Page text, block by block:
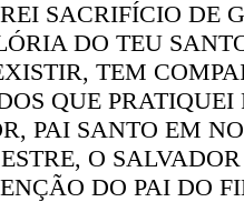
SACRIFÍCIO DE
DO TEU
TEM
QUE PRATIQUEI
PAI SANTO EM
O SALVADOR
DO PAI DO